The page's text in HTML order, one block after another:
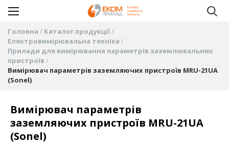
Головна
Каталог продукції
Електровимірювальна техніка
Прилади для вимірювання параметрів заземлювальних
пристроїв
Вимірювач параметрів заземляючих пристроїв MRU-21UA
(Sonel)
Вимірювач параметрів
заземляючих пристроїв MRU-21UA
(Sonel)